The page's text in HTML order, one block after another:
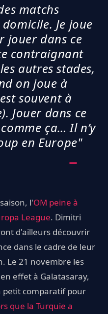
matchs
Je joue
jouer dans ce
contraignant
autres stades,
on joue à
souvent à
Jouer dans ce
ça… Il n’y
en Europe"
l'OM peine à
League. Dimitri
d'ailleurs découvrir
dans le cadre de leur
Le 21 novembre les
effet à Galatasaray,
petit comparatif pour
que la Turquie a